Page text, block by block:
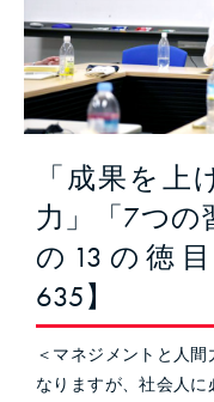
「成果を
力」「7つの
の13の徳
635】
＜マネジメントと人
なりますが、社会人